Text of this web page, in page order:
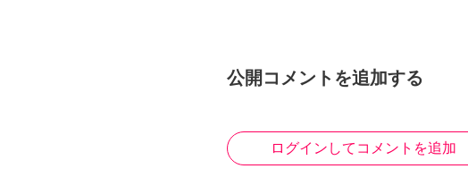
公開コメントを追加する
ログインしてコメントを追加